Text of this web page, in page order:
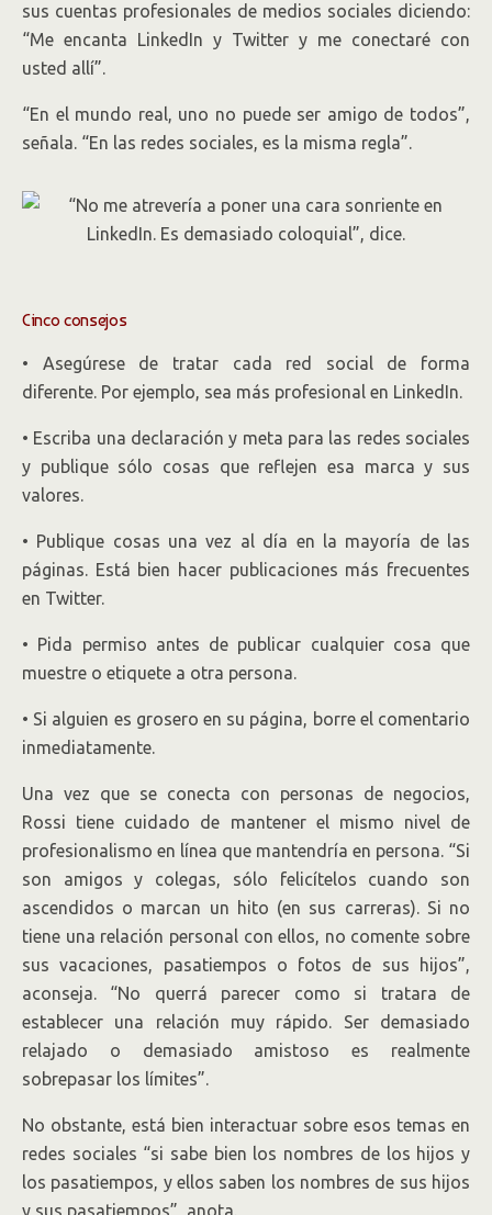
sus cuentas profesionales de medios sociales diciendo:
“Me encanta LinkedIn y Twitter y me conectaré con
usted allí”.
“En el mundo real, uno no puede ser amigo de todos”,
señala. “En las redes sociales, es la misma regla”.
Cinco consejos
• Asegúrese de tratar cada red social de forma
diferente. Por ejemplo, sea más profesional en LinkedIn.
• Escriba una declaración y meta para las redes sociales
y publique sólo cosas que reflejen esa marca y sus
valores.
• Publique cosas una vez al día en la mayoría de las
páginas. Está bien hacer publicaciones más frecuentes
en Twitter.
• Pida permiso antes de publicar cualquier cosa que
muestre o etiquete a otra persona.
• Si alguien es grosero en su página, borre el comentario
inmediatamente.
Una vez que se conecta con personas de negocios,
Rossi tiene cuidado de mantener el mismo nivel de
profesionalismo en línea que mantendría en persona. “Si
son amigos y colegas, sólo felicítelos cuando son
ascendidos o marcan un hito (en sus carreras). Si no
tiene una relación personal con ellos, no comente sobre
sus vacaciones, pasatiempos o fotos de sus hijos”,
aconseja. “No querrá parecer como si tratara de
establecer una relación muy rápido. Ser demasiado
relajado o demasiado amistoso es realmente
sobrepasar los límites”.
No obstante, está bien interactuar sobre esos temas en
redes sociales “si sabe bien los nombres de los hijos y
los pasatiempos, y ellos saben los nombres de sus hijos
y sus pasatiempos”, anota.